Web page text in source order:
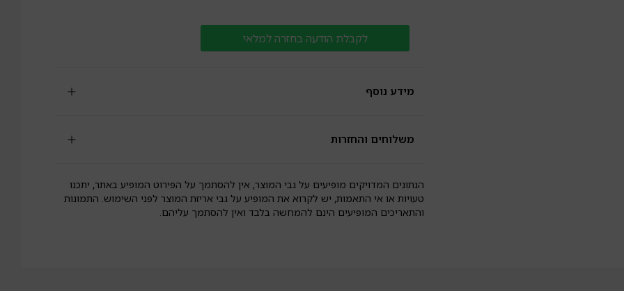
לקבלת הודעה בחזרה למלאי
מידע נוסף
משלוחים והחזרות
הנתונים המדויקים מופיעים על גבי המוצר, אין להסתמך על הפירוט המופיע באתר, יתכנו
טעויות או אי התאמות, יש לקרוא את המופיע על גבי אריזת המוצר לפני השימוש. התמונות
והתאריכים המופיעים הינם להמחשה בלבד ואין להסתמך עליהם.